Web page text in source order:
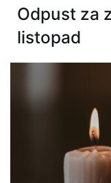
Odpust za
listopad